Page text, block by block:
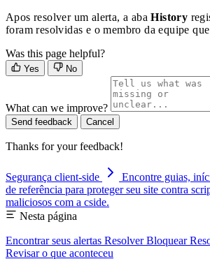
Apos resolver um alerta, a abaHistory
foram resolvidas e o membro da equipe
Was this page helpful?
Yes No
What can we improve?
Send feedback Cancel
Thanks for your feedback!
Segurança client-side
Encontre guias,
de referência para proteger seu site contra
maliciosos com a cside.
Nesta página
Encontrar seus alertas ResolverBloquear
Revisar o que aconteceu